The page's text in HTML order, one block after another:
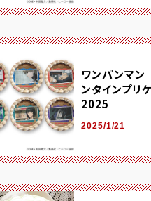
ワンパンマ
ンタインプリ
2025
2025/1/21